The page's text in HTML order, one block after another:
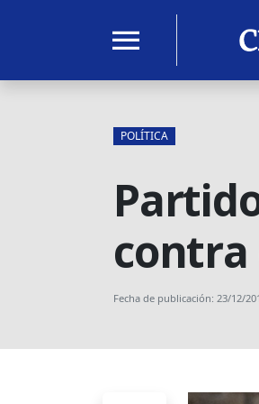
menu
POLÍTICA
contra
Fecha de publicación: 23/12/